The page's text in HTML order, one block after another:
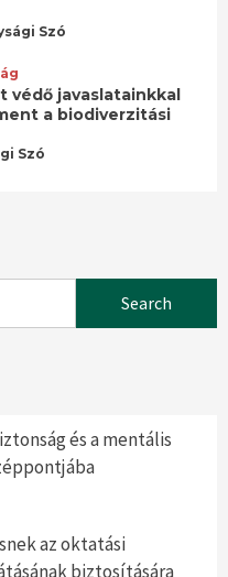
Szó
védő javaslatainkkal
a biodiverzitási
Szó
és a mentális
az oktatási
biztosítására